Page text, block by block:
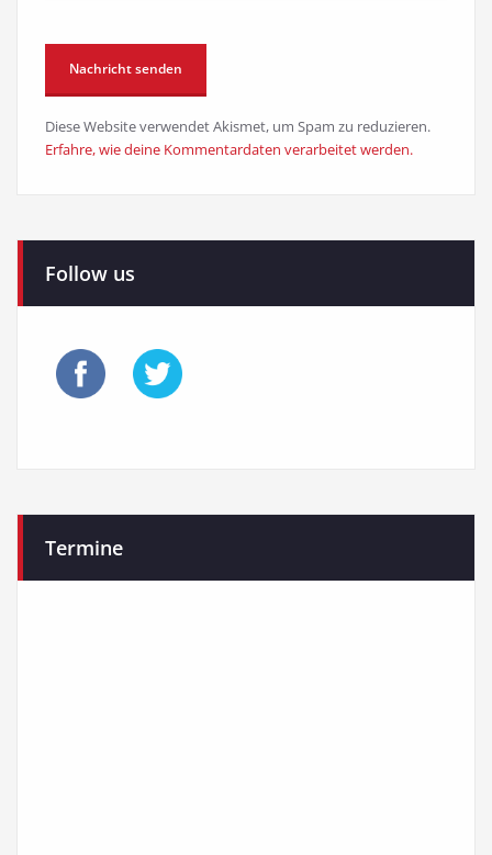
Diese Website verwendet Akismet, um Spam zu reduzieren.
Erfahre, wie deine Kommentardaten verarbeitet werden.
Follow us
Termine